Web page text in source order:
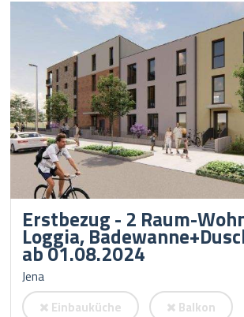
Erstbezug - 2 Raum-
Loggia,
ab 01.08.2024
Jena
Einbauküche
Balkon